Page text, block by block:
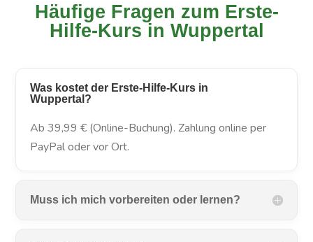
Häufige Fragen zum Erste-
Hilfe-Kurs in Wuppertal
Was kostet der Erste-Hilfe-Kurs in
Wuppertal?
Ab 39,99 € (Online-Buchung). Zahlung online per
PayPal oder vor Ort.
Muss ich mich vorbereiten oder lernen?